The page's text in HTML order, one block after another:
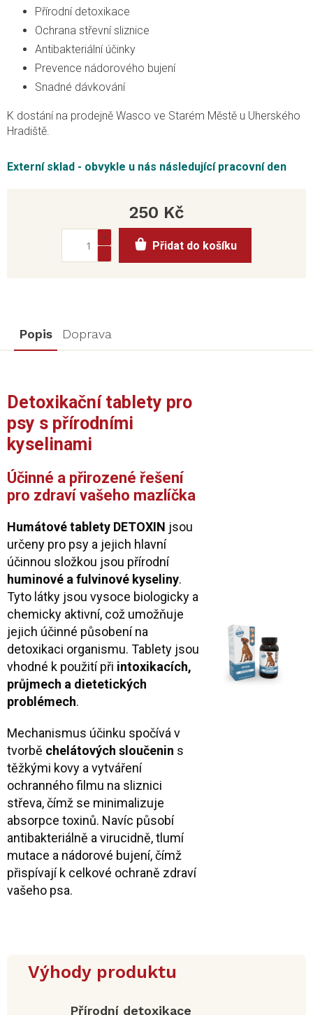
Externí sklad - obvykle u nás následující pracovní den
Přírodní detoxikace
Ochrana střevní sliznice
Antibakteriální účinky
Prevence nádorového bujení
Snadné dávkování
K dostání na prodejně Wasco ve Starém Městě u Uherského
Hradiště.
250 Kč
cena:
Přidat do košíku
Popis Doprava
Detoxikační tablety pro
psy s přírodními
kyselinami
Účinné a přirozené řešení
pro zdraví vašeho mazlíčka
Humátové tablety DETOXIN jsou
určeny pro psy a jejich hlavní
účinnou složkou jsou přírodní
huminové a fulvinové kyseliny.
Tyto látky jsou vysoce biologicky a
chemicky aktivní, což umožňuje
jejich účinné působení na
detoxikaci organismu. Tablety jsou
vhodné k použití při intoxikacích,
průjmech a dietetických
problémech.
Mechanismus účinku spočívá v
tvorbě chelátových sloučenin s
těžkými kovy a vytváření
ochranného filmu na sliznici
střeva, čímž se minimalizuje
absorpce toxinů. Navíc působí
antibakteriálně a virucidně, tlumí
mutace a nádorové bujení, čímž
přispívají k celkové ochraně zdraví
vašeho psa.
Výhody produktu
Přírodní detoxikace